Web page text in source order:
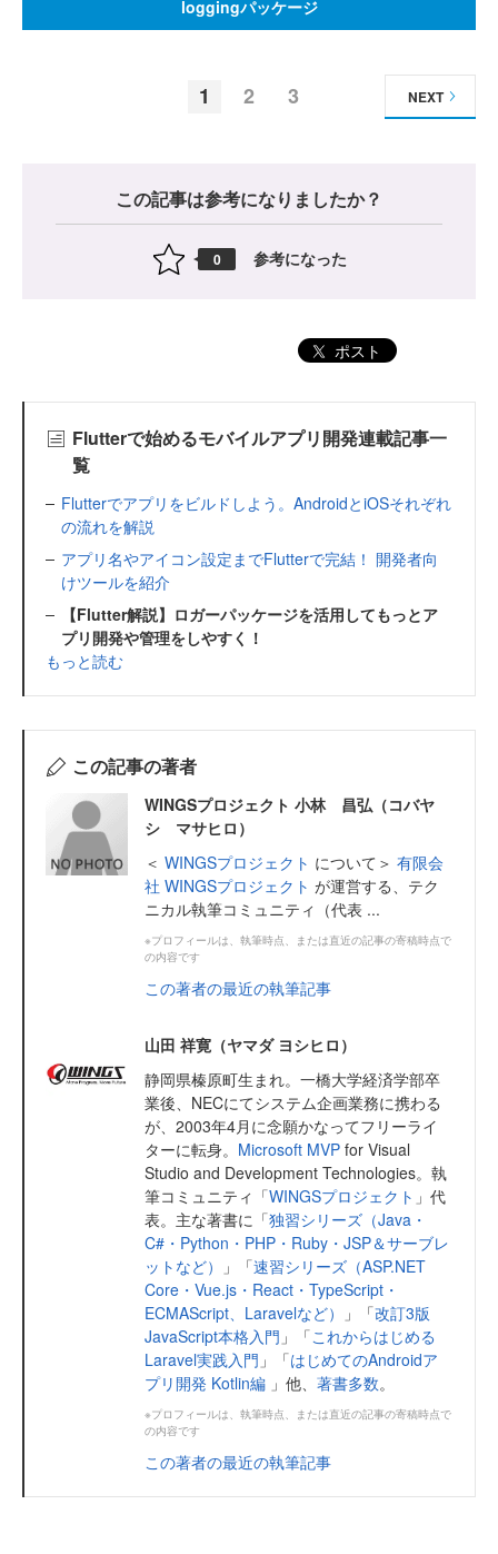
loggingパッケージ
1 2 3 NEXT
この記事は参考になりましたか？
0 参考になった
ポスト
Flutterで始めるモバイルアプリ開発連載記事一
覧
Flutterでアプリをビルドしよう。AndroidとiOSそれぞれ
の流れを解説
アプリ名やアイコン設定までFlutterで完結！ 開発者向
けツールを紹介
【Flutter解説】ロガーパッケージを活用してもっとア
プリ開発や管理をしやすく！
もっと読む
この記事の著者
WINGSプロジェクト 小林 昌弘（コバヤ
シ マサヒロ）
＜ WINGSプロジェクト について＞ 有限会
社 WINGSプロジェクト が運営する、テク
ニカル執筆コミュニティ（代表 ...
※プロフィールは、執筆時点、または直近の記事の寄稿時点で
の内容です
この著者の最近の執筆記事
山田 祥寛（ヤマダ ヨシヒロ）
静岡県榛原町生まれ。一橋大学経済学部卒
業後、NECにてシステム企画業務に携わる
が、2003年4月に念願かなってフリーライ
ターに転身。 Microsoft MVP for Visual
Studio and Development Technologies。執
筆コミュニティ「WINGSプロジェクト 」代
表。主な著書に「独習シリーズ（Java・
C#・Python・PHP・Ruby・JSP＆サーブレ
ットなど）
」「速習シリーズ（ASP.NET
Core・Vue.js・React・TypeScript・
ECMAScript、Laravelなど）
」「改訂3版
JavaScript本格入門 」「これからはじめる
Laravel実践入門 」「はじめてのAndroidア
プリ開発 Kotlin編 」他、 著書多数。
※プロフィールは、執筆時点、または直近の記事の寄稿時点で
の内容です
この著者の最近の執筆記事